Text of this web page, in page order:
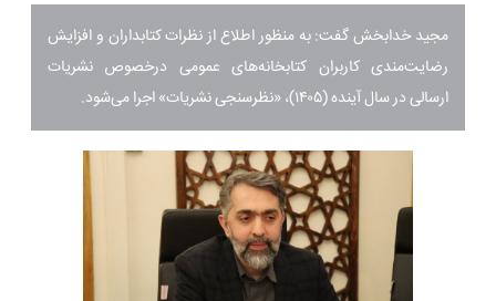
مجید خدابخش گفت: به منظور اطلاع از نظرات کتابداران و افزایش
رضایت‌مندی کاربران کتابخانه‌های عمومی درخصوص نشریات
ارسالی در سال آینده (۱۴۰۵)، «نظرسنجی نشریات» اجرا می‌شود.